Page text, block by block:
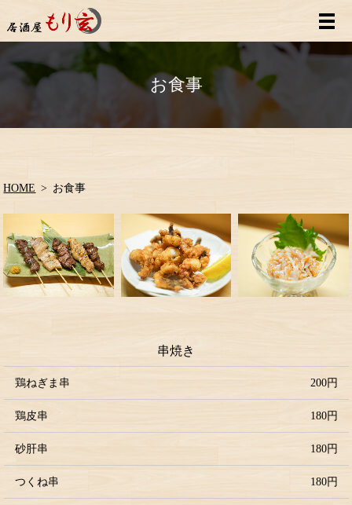
お食事
HOME お食事
串焼き
鶏ねぎま串 200円
鶏皮串 180円
砂肝串 180円
つくね串 180円